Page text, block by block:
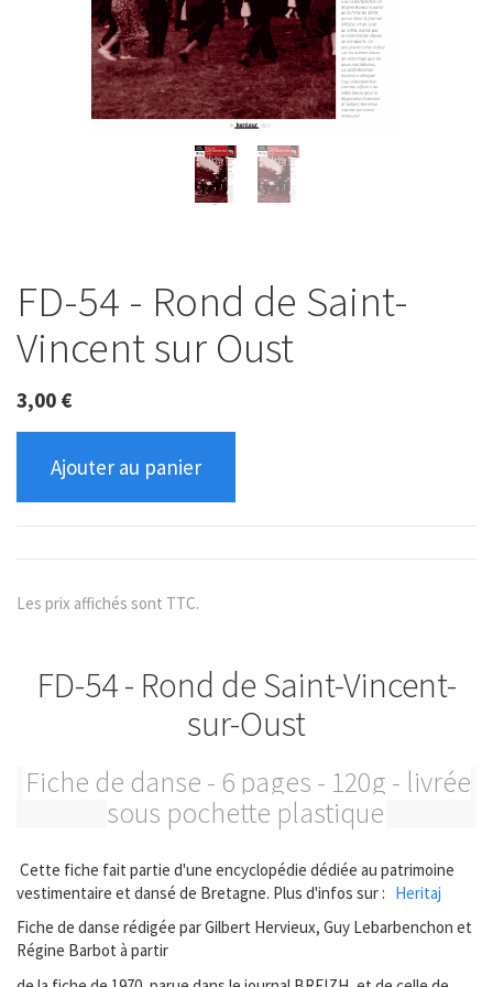
FD-54 - Rond de Saint-
Vincent sur Oust
3,00 €
Ajouter au panier
Les prix affichés sont TTC.
FD-54 - Rond de Saint-Vincent-
sur-Oust
Fiche de danse - 6 pages - 120g - livrée
sous pochette plastique
Cette fiche fait partie d'une encyclopédie dédiée au patrimoine
vestimentaire et dansé de Bretagne. Plus d'infos sur : Heritaj
Fiche de danse rédigée par Gilbert Hervieux, Guy Lebarbenchon et
Régine Barbot à partir